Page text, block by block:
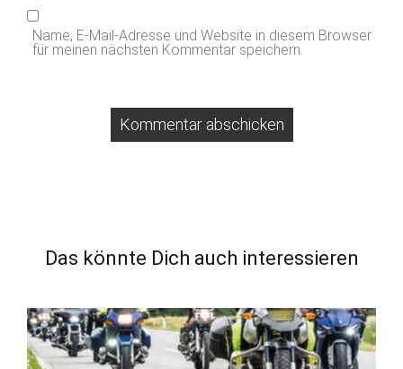
Name, E-Mail-Adresse und Website in diesem Browser
für meinen nächsten Kommentar speichern.
Das könnte Dich auch interessieren